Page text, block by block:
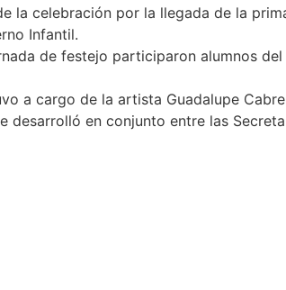
la celebración por la llegada de la
Infantil.
de festejo participaron alumnos
a cargo de la artista Guadalupe
desarrolló en conjunto entre las